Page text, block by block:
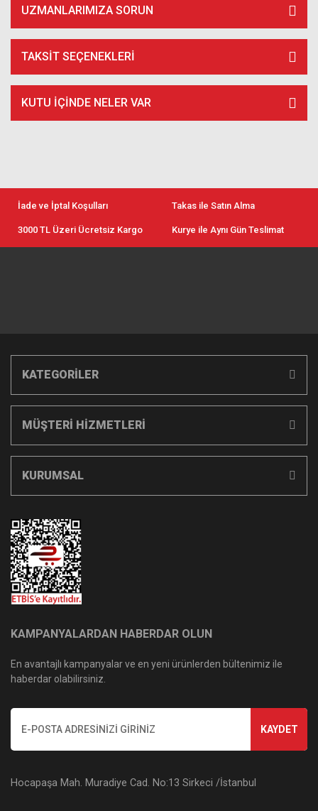
UZMANLARIMIZA SORUN
TAKSIT SEÇENEKLERI
KUTU İÇİNDE NELER VAR
İade ve İptal Koşulları Takas ile Satın Alma
3000 TL Üzeri Ücretsiz Kargo Kurye ile Aynı Gün Teslimat
KATEGORİLER
MÜŞTERİ HİZMETLERİ
KURUMSAL
KAMPANYALARDAN HABERDAR OLUN
En avantajlı kampanyalar ve en yeni ürünlerden bültenimiz ile
haberdar olabilirsiniz.
KAYDET
Hocapaşa Mah. Muradiye Cad. No:13 Sirkeci /İstanbul